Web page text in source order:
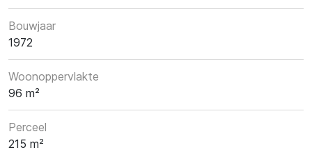
Bouwjaar
1972
Woonoppervlakte
96 m²
Perceel
215 m²